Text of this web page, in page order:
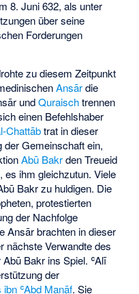
8. Juni 632, als unter
über seine
Forderungen
zu diesem Zeitpunkt
Ansārdie
undQuraischtrennen
einen Befehlshaber
Chattābtrat in dieser
der Gemeinschaft ein,
Abū Bakrden Treueid
es ihm gleichzutun. Viele
Bakr zu huldigen. Die
protestierten
der Nachfolge
Ansār brachten in dieser
nächste Verwandte des
Bakr ins Spiel. ʿAlī
der
ʿAbd Manāf. Sie